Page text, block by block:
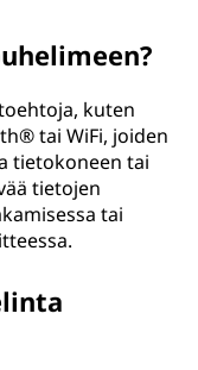
kuten
tai WiFi, joiden
tietokoneen tai
tietojen
tai